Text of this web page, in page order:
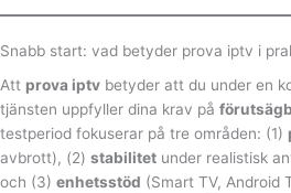
Snabb start: vad betyder prova iptv i
Att prova iptv betyder att du under en
tjänsten uppfyller dina krav på
testperiod fokuserar på tre områden: (1)
avbrott), (2) stabilitet under realistisk
och (3) enhetsstöd (Smart TV, Android